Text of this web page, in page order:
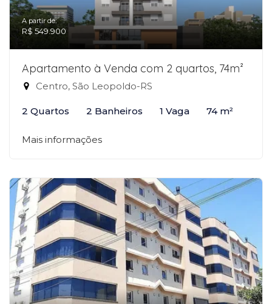
A partir de:
R$ 549.900
Apartamento à Venda com 2 quartos, 74m²
Centro, São Leopoldo-RS
2 Quartos 2 Banheiros 1 Vaga 74 m²
Mais informações